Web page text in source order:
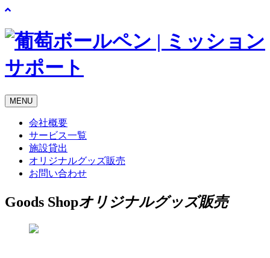
MENU
会社概要
サービス一覧
施設貸出
オリジナルグッズ販売
お問い合わせ
Goods Shopオリジナルグッズ販売